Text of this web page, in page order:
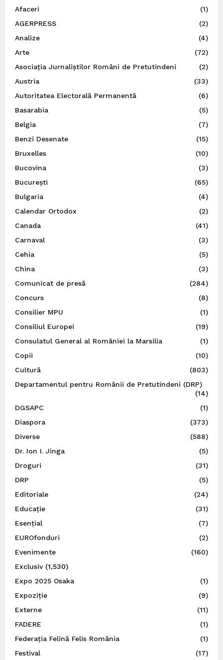
Afaceri
(1)
AGERPRESS
(2)
Analize
(4)
Arte
(72)
Asociația Jurnaliștilor Români de Pretutindeni
(2)
Austria
(33)
Autoritatea Electorală Permanentă
(6)
Basarabia
(5)
Belgia
(7)
Benzi Desenate
(15)
Bruxelles
(10)
Bucovina
(3)
București
(65)
Bulgaria
(4)
Calendar Ortodox
(2)
Canada
(41)
Carnaval
(3)
Cehia
(5)
China
(3)
Comunicat de presă
(284)
Concurs
(8)
Consilier MPU
(1)
Consiliul Europei
(19)
Consulatul General al României la Marsilia
(1)
Copii
(10)
Cultură
(803)
Departamentul pentru Românii de Pretutindeni (DRP)
(14)
DGSAPC
(1)
Diaspora
(373)
Diverse
(588)
Dr. Ion I. Jinga
(5)
Droguri
(31)
DRP
(5)
Editoriale
(24)
Educație
(31)
Esențial
(7)
EUROfonduri
(2)
Evenimente
(160)
Exclusiv(1,530)
Expo 2025 Osaka
(1)
Expoziție
(9)
Externe
(11)
FADERE
(1)
Federația Felină Felis România
(1)
Festival
(17)